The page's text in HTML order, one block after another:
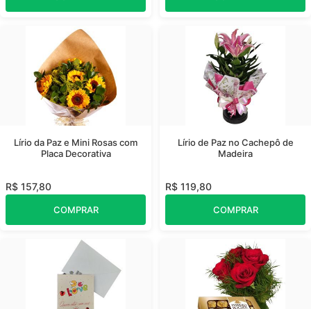
Lírio da Paz e Mini Rosas com
Placa Decorativa
R$ 157,80
COMPRAR
Lírio de Paz no Cachepô de
Madeira
R$ 119,80
COMPRAR